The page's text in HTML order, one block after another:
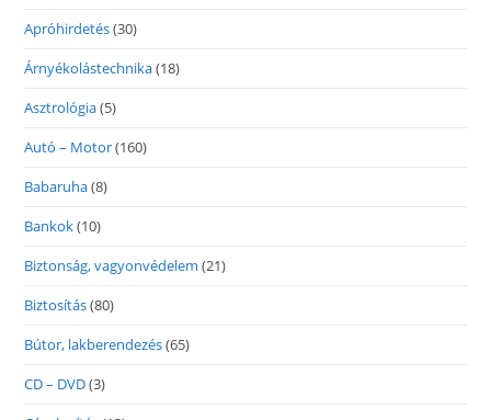
Apróhirdetés(30)
Árnyékolástechnika(18)
Asztrológia(5)
Autó – Motor(160)
Babaruha(8)
Bankok(10)
Biztonság, vagyonvédelem (21)
Biztosítás(80)
Bútor, lakberendezés(65)
CD – DVD(3)